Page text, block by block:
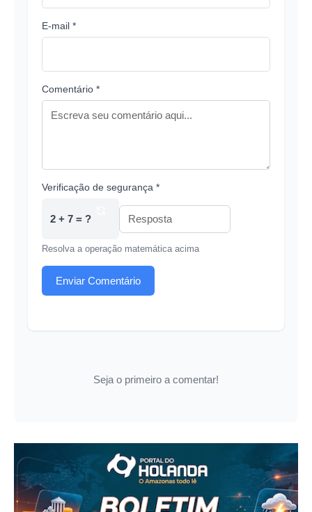
E-mail *
Comentário *
Verificação de segurança *
2 + 7 = ?
Resolva a operação matemática acima
Enviar Comentário
Seja o primeiro a comentar!